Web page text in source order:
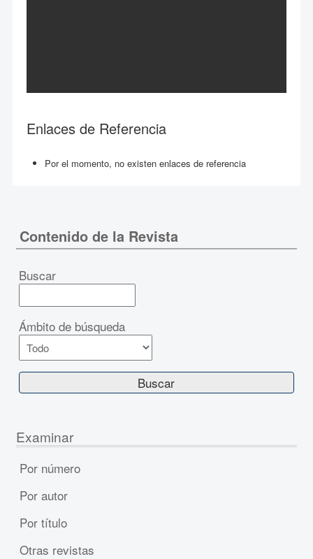
Enlaces de Referencia
Por el momento, no existen enlaces de referencia
Contenido de la Revista
Buscar
Ámbito de búsqueda
Examinar
Por número
Por autor
Por título
Otras revistas